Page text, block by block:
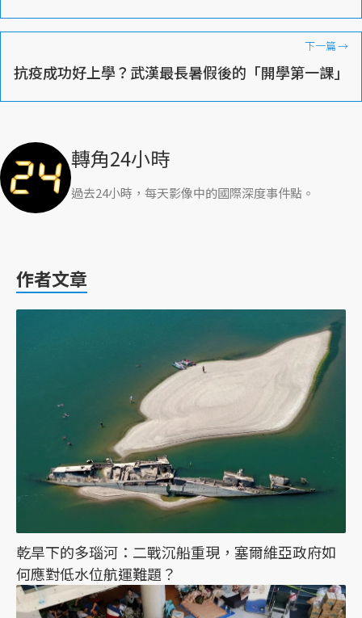
下一篇→
抗疫成功好上學？武漢最長暑假後的「開學第一課」
轉角24小時
過去24小時，每天影像中的國際深度事件點。
作者文章
乾旱下的多瑙河：二戰沉船重現，塞爾維亞政府如
何應對低水位航運難題？